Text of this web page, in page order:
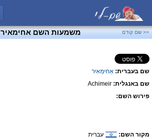
<< שם קודם משמעות השם אחימאיר
שם בעברית: אַחִימֵאִיר
שם באנגלית: Achimeir
פירוש השם:
מקור השם:
עברית